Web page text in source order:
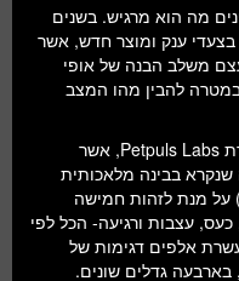
מה הוא מרגיש. בשנים
ענק ומוצר חדש, אשר
משלב הבנה של אופי
להבין מהו המצב
המוצר הוא קולר כלב, אותו משווקת חברת Petpuls Labs, אשר
בבינה מלאכותית
“למידה מונחית”- Supervised learning) על מנת לזהות חמישה
עצבות ורגיעה- הכל לפי
אלפים דגימות של
שונים, בארבעה גדלים שונים.